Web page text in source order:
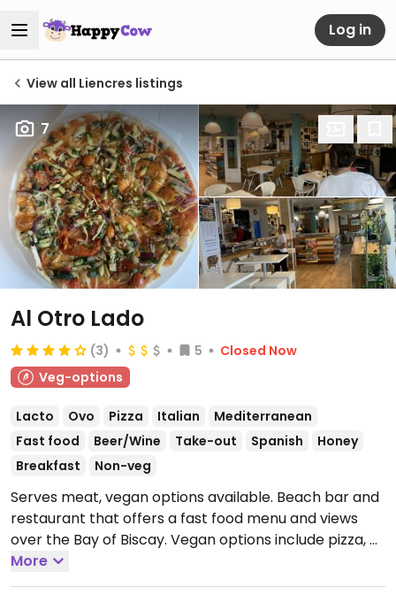
Log in
View all Liencres listings
7
Al Otro Lado
(3) 5
Closed Now
Veg-options
Lacto Ovo Pizza Italian
Mediterranean
Fast food
Beer/Wine Take-out Spanish
Honey
Breakfast
Non-veg
Serves meat, vegan options available. Beach bar and
restaurant that offers a fast food menu and views
over the Bay of Biscay. Vegan options include pizza, a
burger, salad, and more.
More